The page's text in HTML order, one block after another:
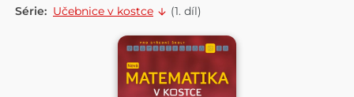
Série: Učebnice v kostce (1. díl)